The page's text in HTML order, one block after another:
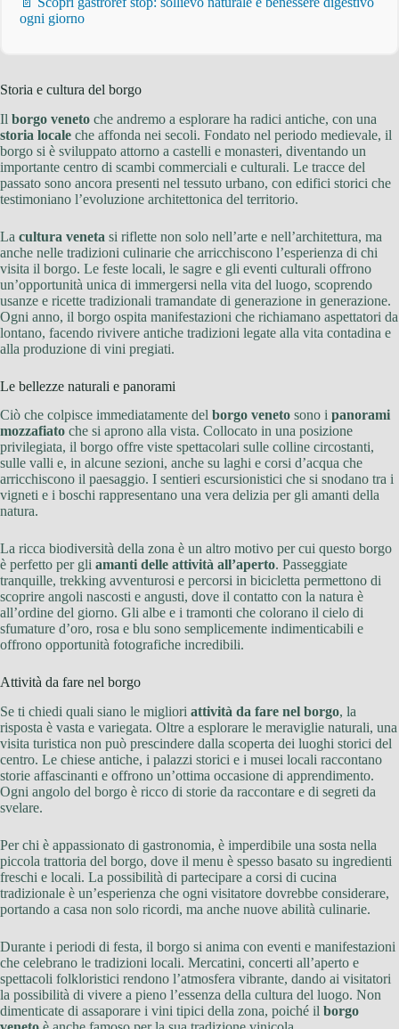
ogni giorno
Storia e cultura del borgo
Il borgo veneto che andremo a esplorare ha radici antiche, con una
storia locale che affonda nei secoli. Fondato nel periodo medievale, il
borgo si è sviluppato attorno a castelli e monasteri, diventando un
importante centro di scambi commerciali e culturali. Le tracce del
passato sono ancora presenti nel tessuto urbano, con edifici storici che
testimoniano l’evoluzione architettonica del territorio.
La cultura veneta si riflette non solo nell’arte e nell’architettura, ma
anche nelle tradizioni culinarie che arricchiscono l’esperienza di chi
visita il borgo. Le feste locali, le sagre e gli eventi culturali offrono
un’opportunità unica di immergersi nella vita del luogo, scoprendo
usanze e ricette tradizionali tramandate di generazione in generazione.
Ogni anno, il borgo ospita manifestazioni che richiamano aspettatori da
lontano, facendo rivivere antiche tradizioni legate alla vita contadina e
alla produzione di vini pregiati.
Le bellezze naturali e panorami
Ciò che colpisce immediatamente del borgo veneto sono i panorami
mozzafiato che si aprono alla vista. Collocato in una posizione
privilegiata, il borgo offre viste spettacolari sulle colline circostanti,
sulle valli e, in alcune sezioni, anche su laghi e corsi d’acqua che
arricchiscono il paesaggio. I sentieri escursionistici che si snodano tra i
vigneti e i boschi rappresentano una vera delizia per gli amanti della
natura.
La ricca biodiversità della zona è un altro motivo per cui questo borgo
è perfetto per gli amanti delle attività all’aperto. Passeggiate
tranquille, trekking avventurosi e percorsi in bicicletta permettono di
scoprire angoli nascosti e angusti, dove il contatto con la natura è
all’ordine del giorno. Gli albe e i tramonti che colorano il cielo di
sfumature d’oro, rosa e blu sono semplicemente indimenticabili e
offrono opportunità fotografiche incredibili.
Attività da fare nel borgo
Se ti chiedi quali siano le migliori attività da fare nel borgo, la
risposta è vasta e variegata. Oltre a esplorare le meraviglie naturali, una
visita turistica non può prescindere dalla scoperta dei luoghi storici del
centro. Le chiese antiche, i palazzi storici e i musei locali raccontano
storie affascinanti e offrono un’ottima occasione di apprendimento.
Ogni angolo del borgo è ricco di storie da raccontare e di segreti da
svelare.
Per chi è appassionato di gastronomia, è imperdibile una sosta nella
piccola trattoria del borgo, dove il menu è spesso basato su ingredienti
freschi e locali. La possibilità di partecipare a corsi di cucina
tradizionale è un’esperienza che ogni visitatore dovrebbe considerare,
portando a casa non solo ricordi, ma anche nuove abilità culinarie.
Durante i periodi di festa, il borgo si anima con eventi e manifestazioni
che celebrano le tradizioni locali. Mercatini, concerti all’aperto e
spettacoli folkloristici rendono l’atmosfera vibrante, dando ai visitatori
la possibilità di vivere a pieno l’essenza della cultura del luogo. Non
dimenticate di assaporare i vini tipici della zona, poiché il borgo